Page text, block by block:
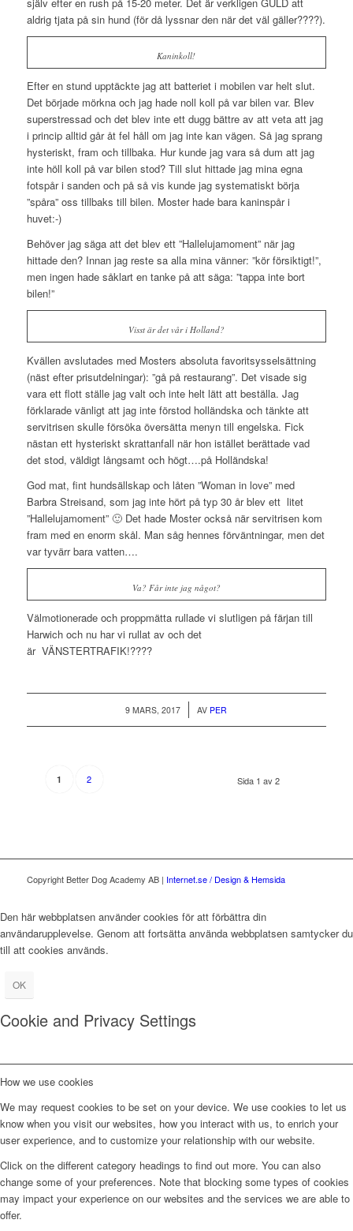
aldrig tjata på sin hund (för då lyssnar den när det väl gäller????).
Kaninkoll!
Efter en stund upptäckte jag att batteriet i mobilen var helt slut.
Det började mörkna och jag hade noll koll på var bilen var. Blev
superstressad och det blev inte ett dugg bättre av att veta att jag
i princip alltid går åt fel håll om jag inte kan vägen. Så jag sprang
hysteriskt, fram och tillbaka. Hur kunde jag vara så dum att jag
inte höll koll på var bilen stod? Till slut hittade jag mina egna
fotspår i sanden och på så vis kunde jag systematiskt börja
”spåra” oss tillbaks till bilen. Moster hade bara kaninspår i
huvet:-)
Behöver jag säga att det blev ett ”Hallelujamoment” när jag
hittade den? Innan jag reste sa alla mina vänner: ”kör försiktigt!”,
men ingen hade såklart en tanke på att säga: ”tappa inte bort
bilen!”
Visst är det vår i Holland?
Kvällen avslutades med Mosters absoluta favoritsysselsättning
(näst efter prisutdelningar): ”gå på restaurang”. Det visade sig
vara ett flott ställe jag valt och inte helt lätt att beställa. Jag
förklarade vänligt att jag inte förstod holländska och tänkte att
servitrisen skulle försöka översätta menyn till engelska. Fick
nästan ett hysteriskt skrattanfall när hon istället berättade vad
det stod, väldigt långsamt och högt….på Holländska!
God mat, fint hundsällskap och låten ”Woman in love” med
Barbra Streisand, som jag inte hört på typ 30 år blev ett litet
”Hallelujamoment” 🙂 Det hade Moster också när servitrisen kom
fram med en enorm skål. Man såg hennes förväntningar, men det
var tyvärr bara vatten….
Va? Får inte jag något?
Välmotionerade och proppmätta rullade vi slutligen på färjan till
Harwich och nu har vi rullat av och det
är VÄNSTERTRAFIK!????
9 MARS, 2017
/ AV PER
Sida 1 av 2
1 2
Copyright Better Dog Academy AB | Internet.se / Design & Hemsida
Den här webbplatsen använder cookies för att förbättra din
användarupplevelse. Genom att fortsätta använda webbplatsen samtycker du
till att cookies används.
OK
Cookie and Privacy Settings
How we use cookies
We may request cookies to be set on your device. We use cookies to let us
know when you visit our websites, how you interact with us, to enrich your
user experience, and to customize your relationship with our website.
Click on the different category headings to find out more. You can also
change some of your preferences. Note that blocking some types of cookies
may impact your experience on our websites and the services we are able to
offer.